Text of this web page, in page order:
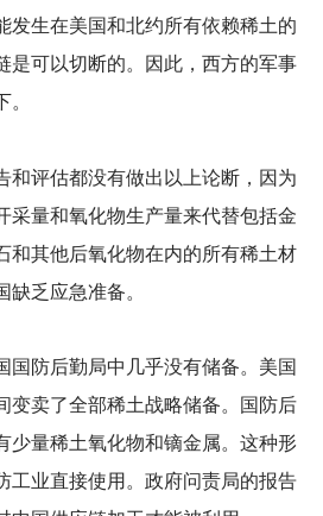
发生在美国和北约所有依赖稀土的
是可以切断的。因此，西方的军事
和评估都没有做出以上论断，因为
采量和氧化物生产量来代替包括金
和其他后氧化物在内的所有稀土材
乏应急准备。
国防后勤局中几乎没有储备。美国
变卖了全部稀土战略储备。国防后
少量稀土氧化物和镝金属。这种形
工业直接使用。政府问责局的报告